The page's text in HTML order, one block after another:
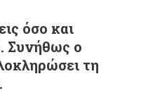
όσο και
Συνήθως ο
τη